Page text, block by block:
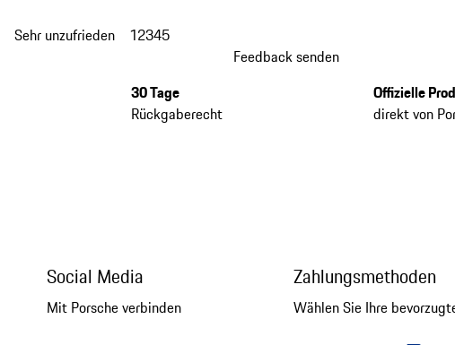
Sehr unzufrieden 12345
Feedback senden
30 Tage
Rückgaberecht
Offizielle
direkt von
Social Media
Mit Porsche verbinden
Zahlungsmethoden
Wählen Sie Ihre